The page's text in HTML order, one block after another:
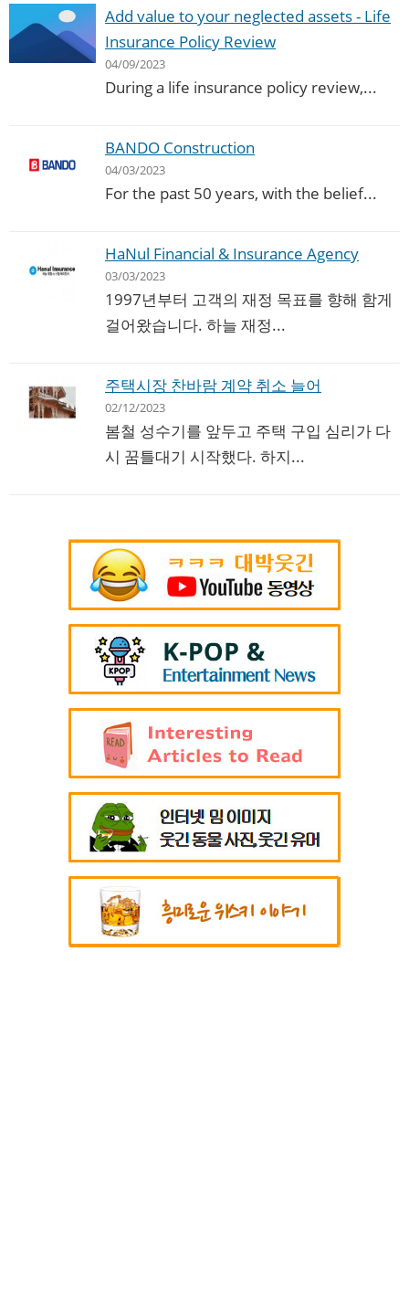
Add value to your neglected assets - Life
Insurance Policy Review
04/09/2023
During a life insurance policy review,...
BANDO Construction
04/03/2023
For the past 50 years, with the belief...
HaNul Financial & Insurance Agency
03/03/2023
1997년부터 고객의 재정 목표를 향해 함게
걸어왔습니다. 하늘 재정...
주택시장 찬바람 계약 취소 늘어
02/12/2023
봄철 성수기를 앞두고 주택 구입 심리가 다
시 꿈틀대기 시작했다. 하지...